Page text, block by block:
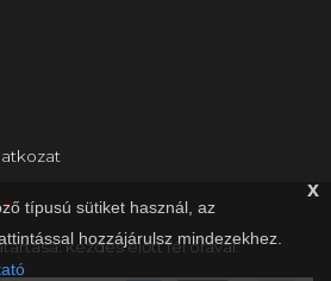
x
típusú sütiket használ, az
hozzájárulsz mindezekhez.
kezdés előtt fél órával.